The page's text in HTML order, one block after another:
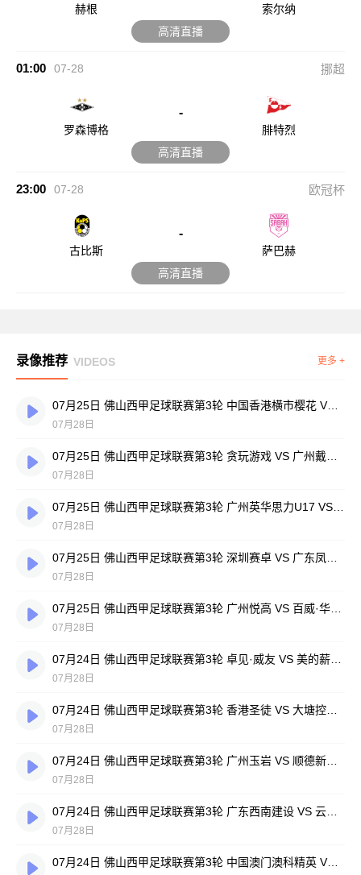
赫根
索尔纳
高清直播
01:00 07-28 挪超
罗森博格
-
腓特烈
高清直播
23:00 07-28 欧冠杯
古比斯
-
萨巴赫
高清直播
录像推荐 VIDEOS 更多 +
07月25日 佛山西甲足球联赛第3轮 中国香港横市樱花 VS 吉图省实青年 全场录像
07月28日
07月28日
07月28日
07月28日
07月28日
07月28日
07月28日
07月28日
07月28日
07月24日 佛山西甲足球联赛第3轮 中国澳门澳科精英 VS 藝品高國際 全场录像